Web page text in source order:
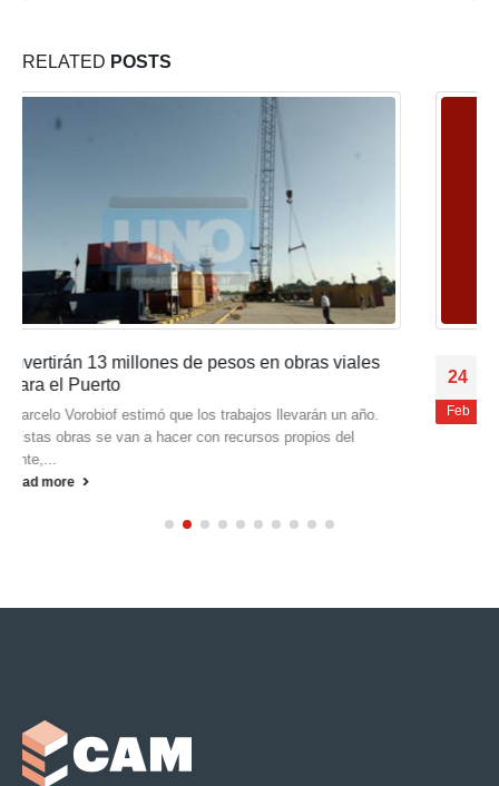
RELATED POSTS
24
Feb
Premio al mejor promedio
Nos acercamos en esta oportunidad para compartir una
grata noticia, ya que el día martes 22 de febrero se realizó...
read more